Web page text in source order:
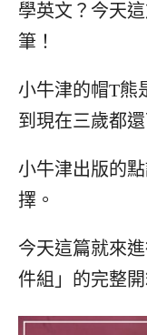
學英文？今天
筆！
小牛津的帽T熊
到現在三歲都
小牛津出版的
擇。
今天這篇就來
件組」的完整開